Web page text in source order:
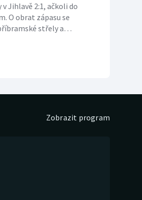
Jihlavě 2:1, ačkoli do
O obrat zápasu se
střely a
Zobrazit program